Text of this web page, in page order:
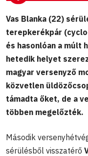
Vas Blanka (22)
terepkerékpár
és hasonlóan a múlt
hetedik helyet
magyar versenyző
közvetlen
támadta őket, de a
többen megelőzték.
Második
sérülésből visszatérő